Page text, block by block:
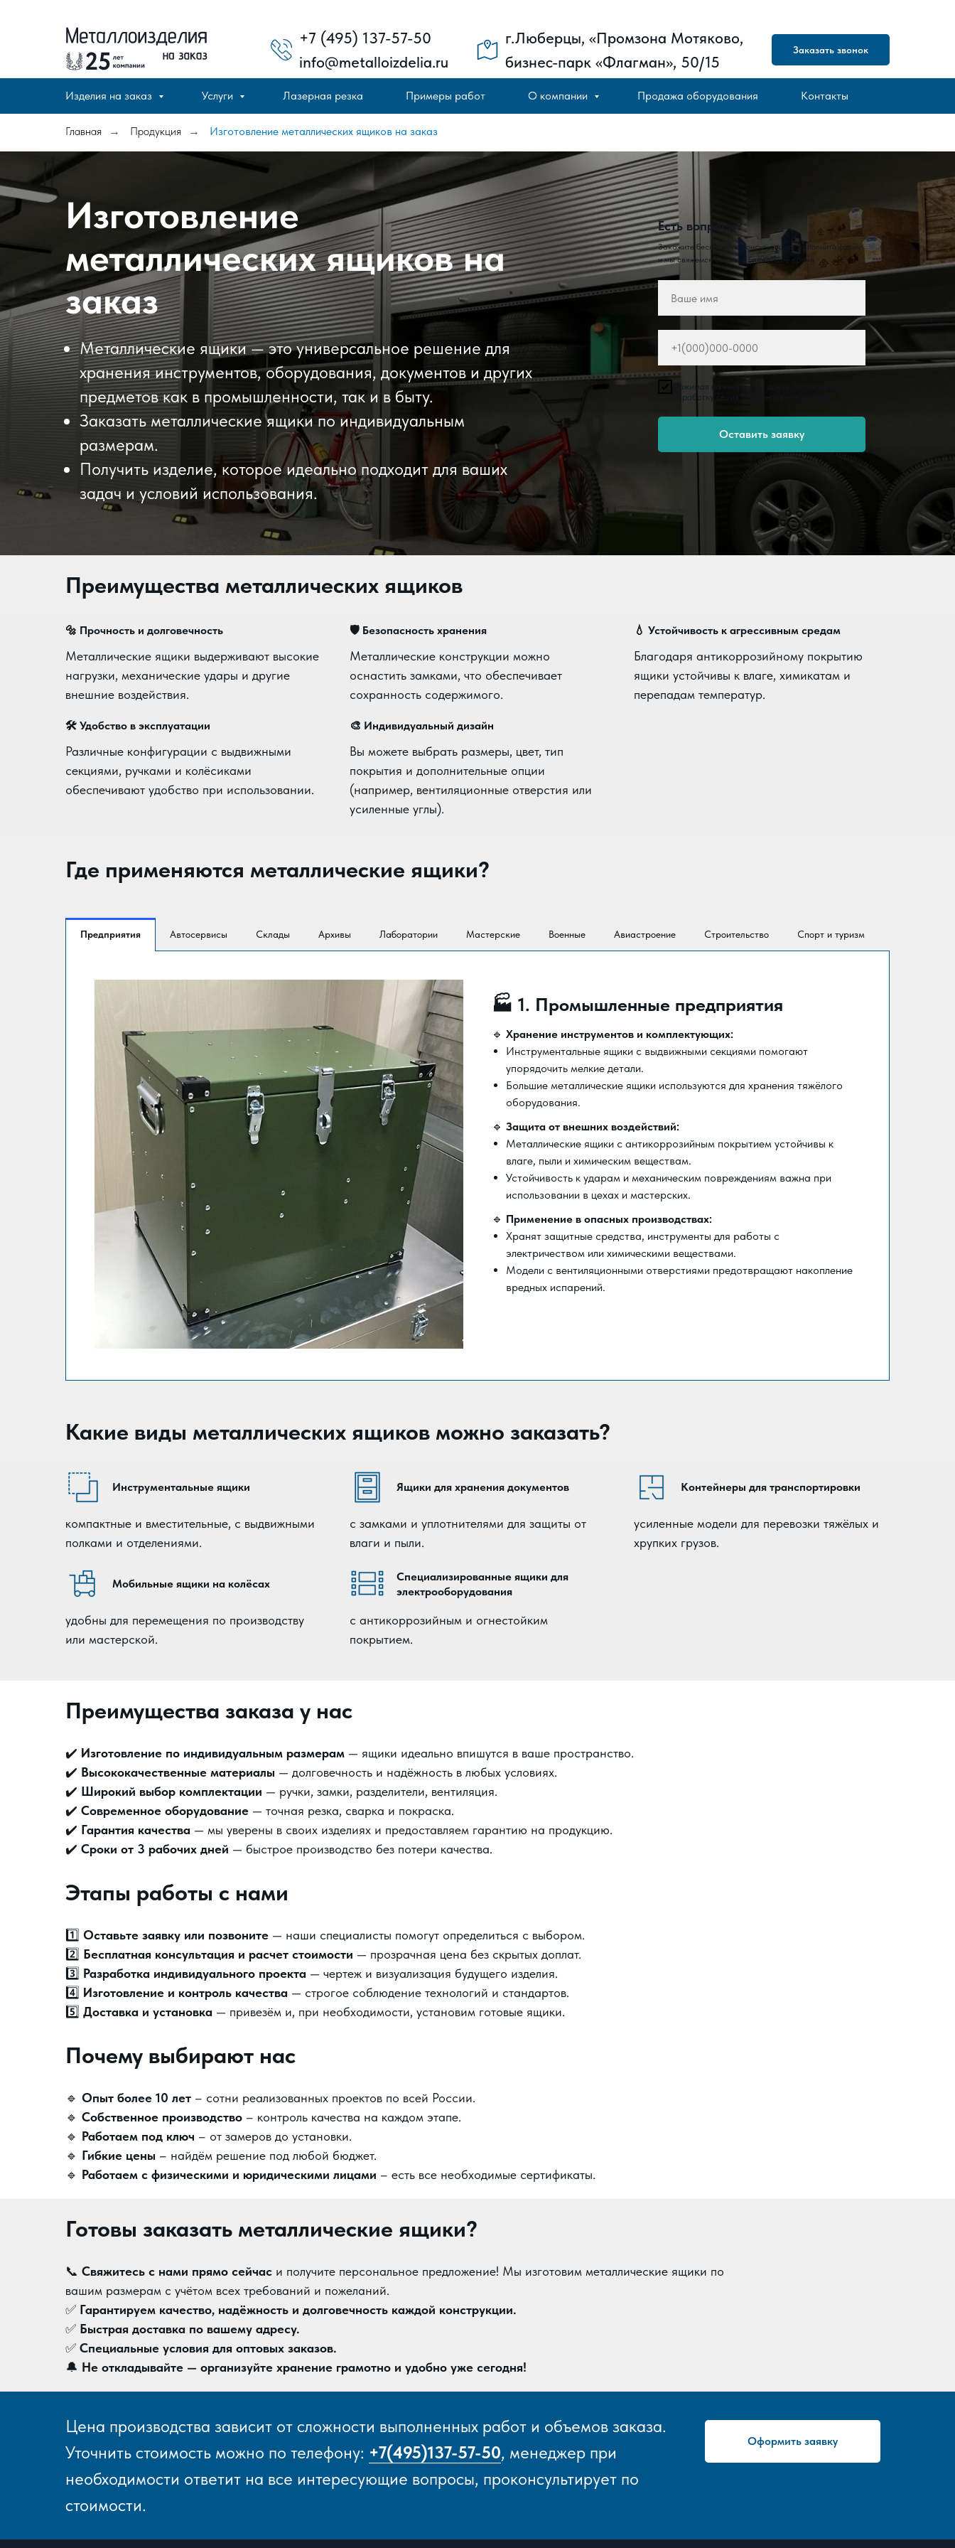
+7 (495) 137-57-50
info@metalloizdelia.ru
г.Люберцы, «Промзона Мотяково,
бизнес-парк «Флагман», 50/15
Заказать звонок
Изделия на заказ Услуги Лазерная резка Примеры работ О компании Продажа оборудования Контакты
Главная → Продукция → Изготовление металлических ящиков на заказ
Изготовление
металлических ящиков на
заказ
Металлические ящики — это универсальное решение для
хранения инструментов, оборудования, документов и других
предметов как в промышленности, так и в быту.
Заказать металлические ящики по индивидуальным
размерам.
Получить изделие, которое идеально подходит для ваших
задач и условий использования.
Есть вопросы?
Закажите бесплатную консультацию. Заполните форму
и мы свяжемся с вами в ближайшее время
Нажимая на кнопку, вы даете согласие на
обработку своих персональных данных
Оставить заявку
Преимущества металлических ящиков
🔩 Прочность и долговечность
Металлические ящики выдерживают высокие
нагрузки, механические удары и другие
внешние воздействия.
🛡️ Безопасность хранения
Металлические конструкции можно
оснастить замками, что обеспечивает
сохранность содержимого.
💧 Устойчивость к агрессивным средам
Благодаря антикоррозийному покрытию
ящики устойчивы к влаге, химикатам и
перепадам температур.
🛠️ Удобство в эксплуатации
Различные конфигурации с выдвижными
секциями, ручками и колёсиками
обеспечивают удобство при использовании.
🎨 Индивидуальный дизайн
Вы можете выбрать размеры, цвет, тип
покрытия и дополнительные опции
(например, вентиляционные отверстия или
усиленные углы).
Где применяются металлические ящики?
Предприятия Автосервисы Склады Архивы Лаборатории Мастерские Военные Авиастроение Строительство Спорт и туризм
🏭 1. Промышленные предприятия
🔹 Хранение инструментов и комплектующих:
Инструментальные ящики с выдвижными секциями помогают
упорядочить мелкие детали.
Большие металлические ящики используются для хранения тяжёлого
оборудования.
🔹 Защита от внешних воздействий:
Металлические ящики с антикоррозийным покрытием устойчивы к
влаге, пыли и химическим веществам.
Устойчивость к ударам и механическим повреждениям важна при
использовании в цехах и мастерских.
🔹 Применение в опасных производствах:
Хранят защитные средства, инструменты для работы с
электричеством или химическими веществами.
Модели с вентиляционными отверстиями предотвращают накопление
вредных испарений.
Какие виды металлических ящиков можно заказать?
Инструментальные ящики
компактные и вместительные, с выдвижными
полками и отделениями.
Ящики для хранения документов
с замками и уплотнителями для защиты от
влаги и пыли.
Контейнеры для транспортировки
усиленные модели для перевозки тяжёлых и
хрупких грузов.
Мобильные ящики на колёсах
удобны для перемещения по производству
или мастерской.
Специализированные ящики для
электрооборудования
с антикоррозийным и огнестойким
покрытием.
Преимущества заказа у нас
✔️ Изготовление по индивидуальным размерам — ящики идеально впишутся в ваше пространство.
✔️ Высококачественные материалы — долговечность и надёжность в любых условиях.
✔️ Широкий выбор комплектации — ручки, замки, разделители, вентиляция.
✔️ Современное оборудование — точная резка, сварка и покраска.
✔️ Гарантия качества — мы уверены в своих изделиях и предоставляем гарантию на продукцию.
✔️ Сроки от 3 рабочих дней — быстрое производство без потери качества.
Этапы работы с нами
1️⃣ Оставьте заявку или позвоните — наши специалисты помогут определиться с выбором.
2️⃣ Бесплатная консультация и расчет стоимости — прозрачная цена без скрытых доплат.
3️⃣ Разработка индивидуального проекта — чертеж и визуализация будущего изделия.
4️⃣ Изготовление и контроль качества — строгое соблюдение технологий и стандартов.
5️⃣ Доставка и установка — привезём и, при необходимости, установим готовые ящики.
Почему выбирают нас
🔹 Опыт более 10 лет – сотни реализованных проектов по всей России.
🔹 Собственное производство – контроль качества на каждом этапе.
🔹 Работаем под ключ – от замеров до установки.
🔹 Гибкие цены – найдём решение под любой бюджет.
🔹 Работаем с физическими и юридическими лицами – есть все необходимые сертификаты.
Готовы заказать металлические ящики?
📞 Свяжитесь с нами прямо сейчас и получите персональное предложение! Мы изготовим металлические ящики по
вашим размерам с учётом всех требований и пожеланий.
✅ Гарантируем качество, надёжность и долговечность каждой конструкции.
✅ Быстрая доставка по вашему адресу.
✅ Специальные условия для оптовых заказов.
🔔 Не откладывайте — организуйте хранение грамотно и удобно уже сегодня!
Цена производства зависит от сложности выполненных работ и объемов заказа.
Уточнить стоимость можно по телефону: +7(495)137-57-50, менеджер при
необходимости ответит на все интересующие вопросы, проконсультирует по
стоимости.
Оформить заявку